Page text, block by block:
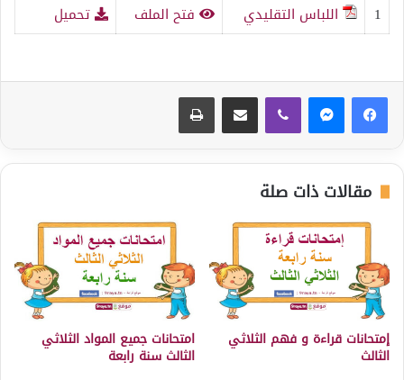
1
اللباس التقليدي فتح الملف تحميل
مقالات ذات صلة
إمتحانات قراءة و فهم الثلاثي
الثالث
امتحانات جميع المواد الثلاثي
الثالث سنة رابعة